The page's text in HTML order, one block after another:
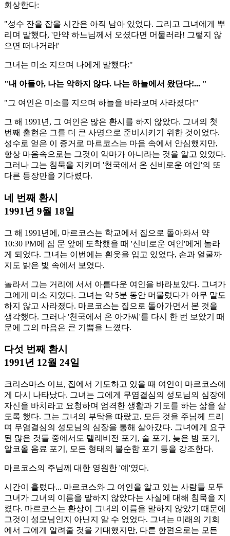
회상한다:
"성수 잔을 잡을 시간은 아직 남아 있었다. 그리고 그녀에게 뿌
리며 말했다, '만약 하느님께서 오셨다면 머물러라! 그렇지 않
으면 떠나거라!'
그녀는 미소 지으며 나에게 말했다:"
"내 아들아, 나는 악하지 않다. 나는 하늘에서 왔단다!... "
"그 여인은 미소를 지으며 하늘을 바라보며 사라졌다!"
그 해 1991년, 그 여인은 많은 환시를 하지 않았다. 그녀의 첫
번째 출현은 그를 더 큰 사명으로 준비시키기 위한 것이었다.
성수로 얻은 이 증거로 마르코스는 마음 속에서 안심했지만,
항상 마음속으로는 그것이 악마가 아니라는 것을 알고 있었다.
그러나 그는 침묵을 지키며 '천국에서 온 신비로운 여인'의 또
다른 등장만을 기다렸다.
네 번째 환시
1991년 9월 18일
그 해 1991년에, 마르코스는 학교에서 집으로 돌아와서 약
10:30 PM에 집 문 앞에 도착했을 때 '신비로운 여인'에게 놀라
게 되었다. 그녀는 이번에는 흰옷을 입고 있었다, 손과 얼굴까
지도 밝은 빛 속에서 보였다.
놀라서 그는 거리에 서서 아름다운 여인을 바라보았다. 그녀가
그에게 미소 지었다. 그녀는 약 5분 동안 머물렀다가 아무 말도
하지 않고 사라졌다. 마르코스는 집으로 돌아가면서 본 것을
생각했다. 그러나 '천국에서 온 아가씨'를 다시 한 번 보았기 때
문에 그의 마음은 큰 기쁨을 느꼈다.
다섯 번째 환시
1991년 12월 24일
크리스마스 이브, 집에서 기도하고 있을 때 여인이 마르코스에
게 다시 나타났다. 그녀는 그에게 무염결심의 성모님의 심장에
자신을 바치라고 요청하며 엄격한 생활과 기도를 하는 삶을 살
도록 했다. 그는 그녀의 부탁을 따랐고, 모든 것을 주님께 드리
며 무염결심의 성모님의 심장을 통해 살아갔다. 그녀에게 요구
된 많은 것들 중에서도 텔레비전 포기, 술 포기, 늦은 밤 포기,
알코올 음료 포기, 모든 형태의 불순함 포기 등을 강조한다.
마르코스의 주님께 대한 영원한 '예'였다.
시간이 흘렀다... 마르코스와 그 여인을 알고 있는 사람들 모두
그녀가 그녀의 이름을 말하지 않았다는 사실에 대해 침묵을 지
켰다. 마르코스는 환상이 그녀의 이름을 말하지 않았기 때문에
그것이 성모님인지 아닌지 알 수 없었다. 그녀는 미래의 기회
에서 그에게 알려줄 것을 기대했지만, 다른 한편으로는 모든